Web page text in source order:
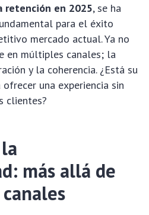
retención en 2025, se ha
para el éxito
mercado actual. Ya no
en múltiples canales; la
y la coherencia. ¿Está su
una experiencia sin
clientes?
más allá de